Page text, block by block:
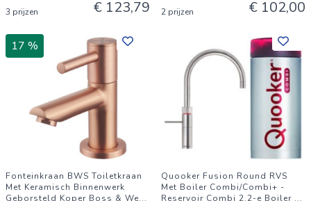
3 prijzen € 123,79 2 prijzen € 102,00
17 %
Fonteinkraan BWS Toiletkraan
Met Keramisch Binnenwerk
Geborsteld Koper Boss & We...
Quooker Fusion Round RVS
Met Boiler Combi/Combi+ -
Reservoir Combi 2.2-e Boiler ...